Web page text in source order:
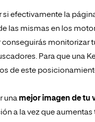
efectivamente la
las mismas en los
conseguirás monitorizar
Para que una
de este
una mejor imagen de tu
a la vez que